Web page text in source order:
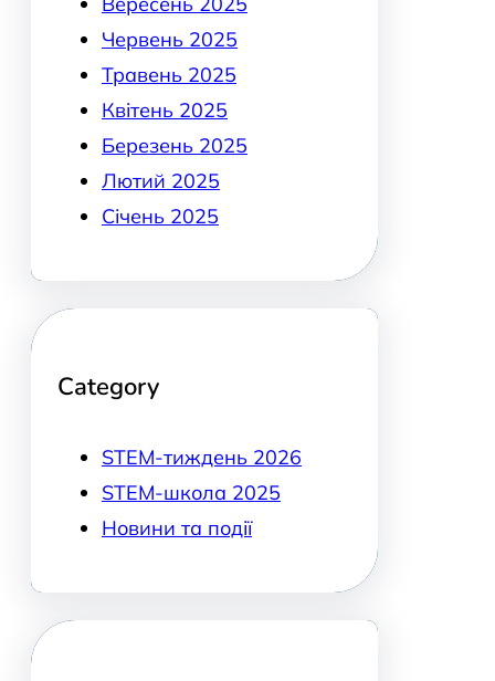
Червень 2025
Травень 2025
Квітень 2025
Березень 2025
Лютий 2025
Січень 2025
Category
STEM-тиждень 2026
STEM-школа 2025
Новини та події